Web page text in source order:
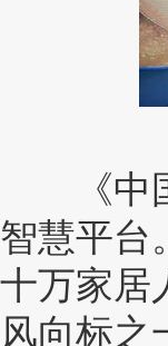
《中国
智慧平台
十万家居
风向标之